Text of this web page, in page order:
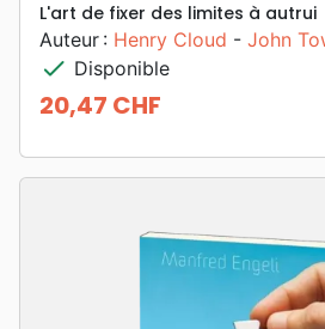
L'art de fixer des limites à autrui
Auteur : Henry Cloud - John
check Disponible
Prix
20,47 CHF